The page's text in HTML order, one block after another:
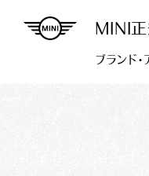
MINI正
ブランド・